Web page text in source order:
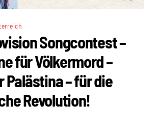
Songcontest –
für Völkermord –
Palästina – für die
Revolution!